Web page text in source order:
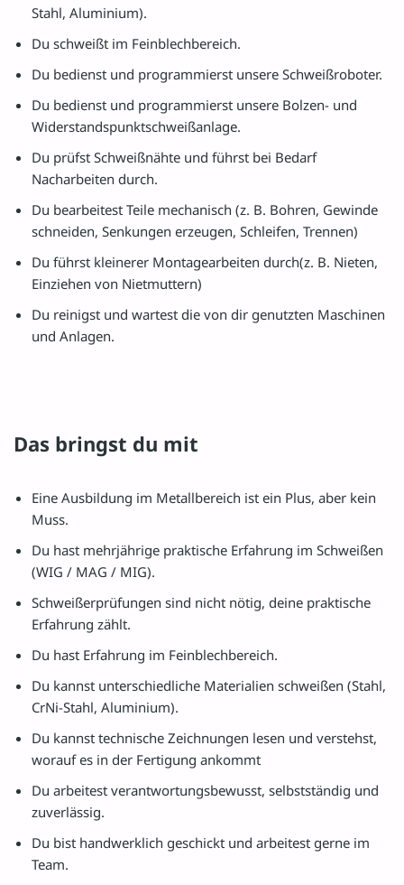
Stahl, Aluminium).
Du schweißt im Feinblechbereich.
Du bedienst und programmierst unsere Schweißroboter.
Du bedienst und programmierst unsere Bolzen- und
Widerstandspunktschweißanlage.
Du prüfst Schweißnähte und führst bei Bedarf
Nacharbeiten durch.
Du bearbeitest Teile mechanisch (z. B. Bohren, Gewinde
schneiden, Senkungen erzeugen, Schleifen, Trennen)
Du führst kleinerer Montagearbeiten durch(z. B. Nieten,
Einziehen von Nietmuttern)
Du reinigst und wartest die von dir genutzten Maschinen
und Anlagen.
Das bringst du mit
Eine Ausbildung im Metallbereich ist ein Plus, aber kein
Muss.
Du hast mehrjährige praktische Erfahrung im Schweißen
(WIG / MAG / MIG).
Schweißerprüfungen sind nicht nötig, deine praktische
Erfahrung zählt.
Du hast Erfahrung im Feinblechbereich.
Du kannst unterschiedliche Materialien schweißen (Stahl,
CrNi-Stahl, Aluminium).
Du kannst technische Zeichnungen lesen und verstehst,
worauf es in der Fertigung ankommt
Du arbeitest verantwortungsbewusst, selbstständig und
zuverlässig.
Du bist handwerklich geschickt und arbeitest gerne im
Team.